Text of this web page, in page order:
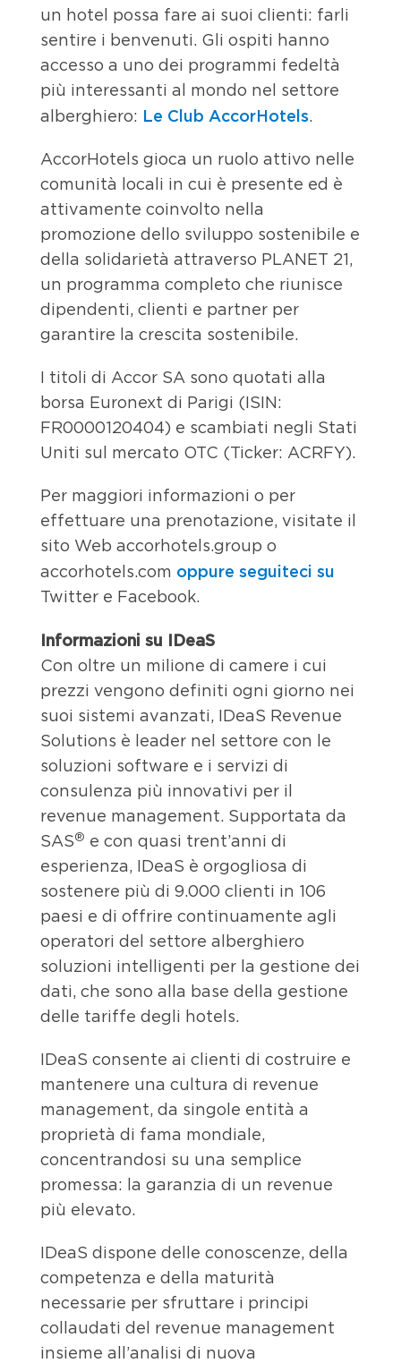
un hotel possa fare ai suoi clienti: farli
sentire i benvenuti. Gli ospiti hanno
accesso a uno dei programmi fedeltà
più interessanti al mondo nel settore
alberghiero: Le Club AccorHotels.
AccorHotels gioca un ruolo attivo nelle
comunità locali in cui è presente ed è
attivamente coinvolto nella
promozione dello sviluppo sostenibile e
della solidarietà attraverso PLANET 21,
un programma completo che riunisce
dipendenti, clienti e partner per
garantire la crescita sostenibile.
I titoli di Accor SA sono quotati alla
borsa Euronext di Parigi (ISIN:
FR0000120404) e scambiati negli Stati
Uniti sul mercato OTC (Ticker: ACRFY).
Per maggiori informazioni o per
effettuare una prenotazione, visitate il
sito Web accorhotels.group o
accorhotels.com oppure seguiteci su
Twitter e Facebook.
Informazioni su IDeaS
Con oltre un milione di camere i cui
prezzi vengono definiti ogni giorno nei
suoi sistemi avanzati, IDeaS Revenue
Solutions è leader nel settore con le
soluzioni software e i servizi di
consulenza più innovativi per il
revenue management. Supportata da
SAS® e con quasi trent’anni di
esperienza, IDeaS è orgogliosa di
sostenere più di 9.000 clienti in 106
paesi e di offrire continuamente agli
operatori del settore alberghiero
soluzioni intelligenti per la gestione dei
dati, che sono alla base della gestione
delle tariffe degli hotels.
IDeaS consente ai clienti di costruire e
mantenere una cultura di revenue
management, da singole entità a
proprietà di fama mondiale,
concentrandosi su una semplice
promessa: la garanzia di un revenue
più elevato.
IDeaS dispone delle conoscenze, della
competenza e della maturità
necessarie per sfruttare i principi
collaudati del revenue management
insieme all’analisi di nuova